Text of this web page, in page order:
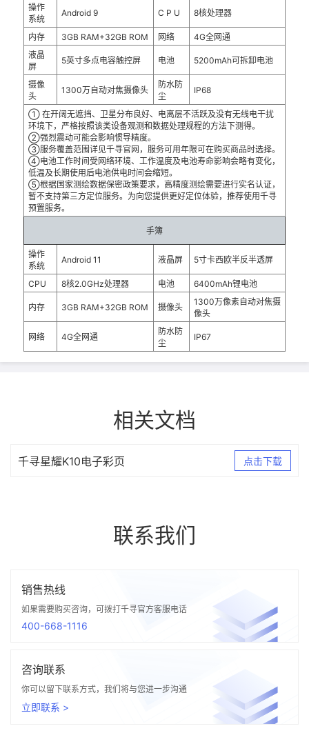
操作
系统
Android 9 C P U 8核处理器
内存 3GB RAM+32GB ROM 网络
4G全网通
液晶
屏
5英寸多点电容触控屏 电池 5200mAh可拆卸电池
摄像
头
1300万自动对焦摄像头
防水防
尘
IP68
① 在开阔无遮挡、卫星分布良好、电离层不活跃及没有无线电干扰
环境下，严格按照该类设备观测和数据处理规程的方法下测得。
②强烈震动可能会影响惯导精度。
③服务覆盖范围详见千寻官网，服务可用年限可在购买商品时选择。
④电池工作时间受网络环境、工作温度及电池寿命影响会略有变化，
低温及长期使用后电池供电时间会缩短。
⑤根据国家测绘数据保密政策要求，高精度测绘需要进行实名认证，
暂不支持第三方定位服务。为向您提供更好定位体验，推荐使用千寻
预置服务。
手簿
操作
系统
Android 11 液晶屏 5寸卡西欧半反半透屏
CPU 8核2.0GHz处理器 电池 6400mAh锂电池
内存 3GB RAM+32GB ROM 摄像头
1300万像素自动对焦摄
像头
网络 4G全网通
防水防
尘
IP67
相关文档
千寻星耀K10电子彩页 点击下载
联系我们
销售热线
如果需要购买咨询，可拨打千寻官方客服电话
400-668-1116
咨询联系
你可以留下联系方式，我们将与您进一步沟通
立即联系 >